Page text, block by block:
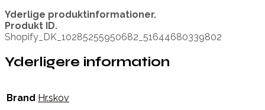
Yderlige produktinformationer.
Produkt ID.
Shopify_DK_10285255950682_51644680339802
Yderligere information
Brand Hr.skov